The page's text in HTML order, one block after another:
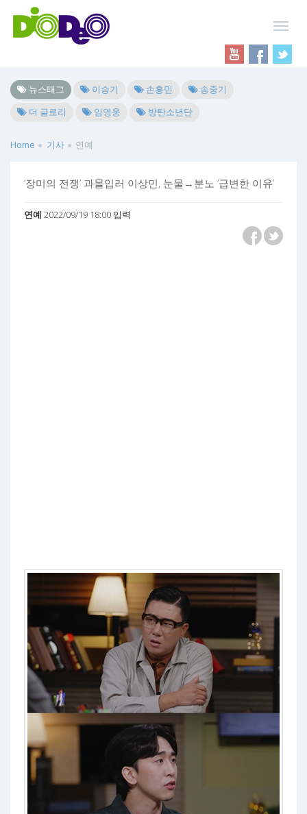
뉴스태그 이승기 손흥민
송중기
더 글로리
임영웅 방탄소년단
Home 기사 연예
‘장미의 전쟁’ 과몰입러 이상민, 눈물→분노 ‘급변한 이유’
연예 2022/09/19 18:00 입력